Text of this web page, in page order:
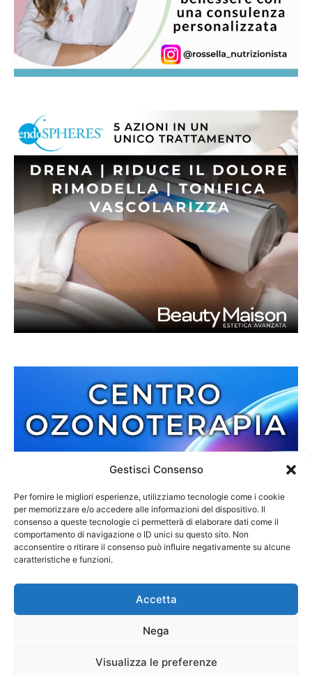
Gestisci Consenso
Per fornire le migliori esperienze, utilizziamo tecnologie come i cookie
per memorizzare e/o accedere alle informazioni del dispositivo. Il
consenso a queste tecnologie ci permetterà di elaborare dati come il
comportamento di navigazione o ID unici su questo sito. Non
acconsentire o ritirare il consenso può influire negativamente su alcune
caratteristiche e funzioni.
Accetta
Nega
Visualizza le preferenze
Contatti Cookie Policy Privacy Policy